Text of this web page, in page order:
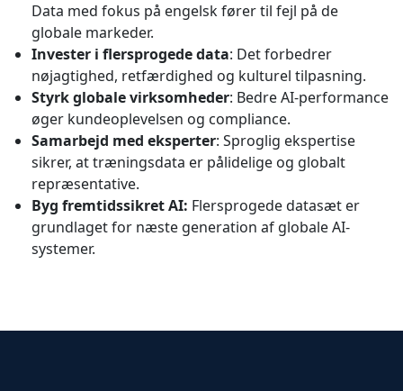
Data med fokus på engelsk fører til fejl på de
globale markeder.
Invester i flersprogede data: Det forbedrer
nøjagtighed, retfærdighed og kulturel tilpasning.
Styrk globale virksomheder: Bedre AI-performance
øger kundeoplevelsen og compliance.
Samarbejd med eksperter: Sproglig ekspertise
sikrer, at træningsdata er pålidelige og globalt
repræsentative.
Byg fremtidssikret AI: Flersprogede datasæt er
grundlaget for næste generation af globale AI-
systemer.